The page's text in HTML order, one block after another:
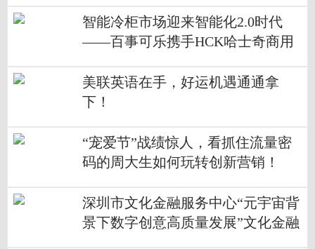
智能冷柜市场迎来智能化2.0时代
——百事可乐携手HCK哈士奇商用
美联英语在手，好运机遇通通拿
下！
“宠爱节”战绩惊人，看抓住流量密
码的周大生如何玩转创新营销！
深圳市文化金融服务中心“元宇宙背
景下数字创意高质量发展”文化金融